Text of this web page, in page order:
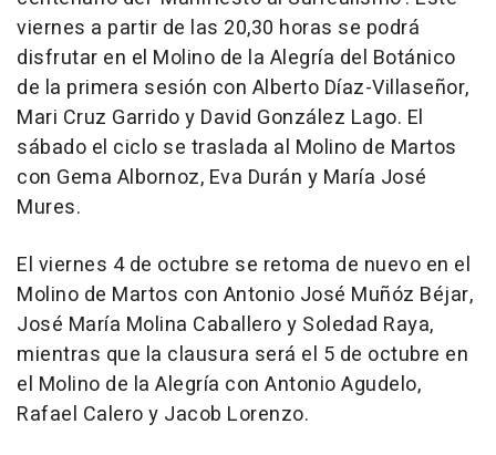
viernes a partir de las 20,30 horas se podrá
disfrutar en el Molino de la Alegría del Botánico
de la primera sesión con Alberto Díaz-Villaseñor,
Mari Cruz Garrido y David González Lago. El
sábado el ciclo se traslada al Molino de Martos
con Gema Albornoz, Eva Durán y María José
Mures.
El viernes 4 de octubre se retoma de nuevo en el
Molino de Martos con Antonio José Muñóz Béjar,
José María Molina Caballero y Soledad Raya,
mientras que la clausura será el 5 de octubre en
el Molino de la Alegría con Antonio Agudelo,
Rafael Calero y Jacob Lorenzo.